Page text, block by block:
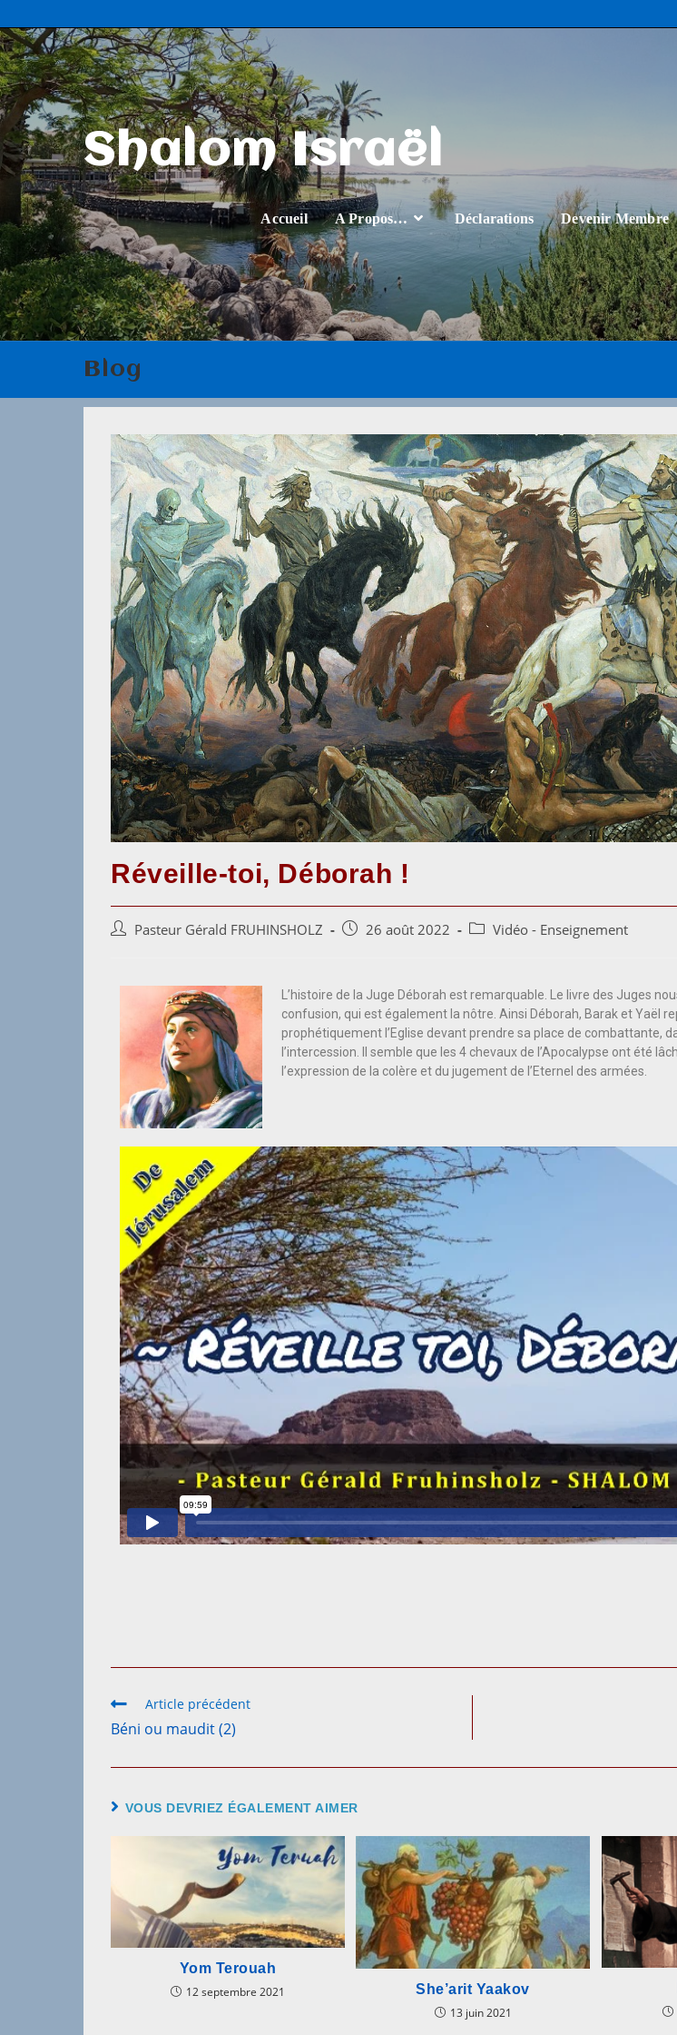
Shalom Israël
Accueil A Propos… Déclarations Devenir Membre
Blog
Réveille-toi, Déborah !
Pasteur Gérald FRUHINSHOLZ 26 août 2022 Vidéo - Enseignement
L’histoire de la Juge Déborah est remarquable. Le livre des Juges
confusion, qui est également la nôtre. Ainsi Déborah, Barak et Yaël
prophétiquement l’Eglise devant prendre sa place de combattante,
l’intercession. Il semble que les 4 chevaux de l’Apocalypse ont été
l’expression de la colère et du jugement de l’Eternel des armées.
Article précédent
Béni ou maudit (2)
VOUS DEVRIEZ ÉGALEMENT AIMER
Yom Terouah
12 septembre 2021
She’arit Yaakov
13 juin 2021